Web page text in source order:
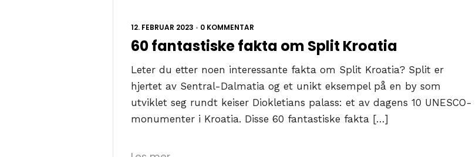
12. FEBRUAR 2023 • 0 KOMMENTAR
60 fantastiske fakta om Split Kroatia
Leter du etter noen interessante fakta om Split Kroatia? Split er
hjertet av Sentral-Dalmatia og et unikt eksempel på en by som
utviklet seg rundt keiser Diokletians palass: et av dagens 10 UNESCO-
monumenter i Kroatia. Disse 60 fantastiske fakta […]